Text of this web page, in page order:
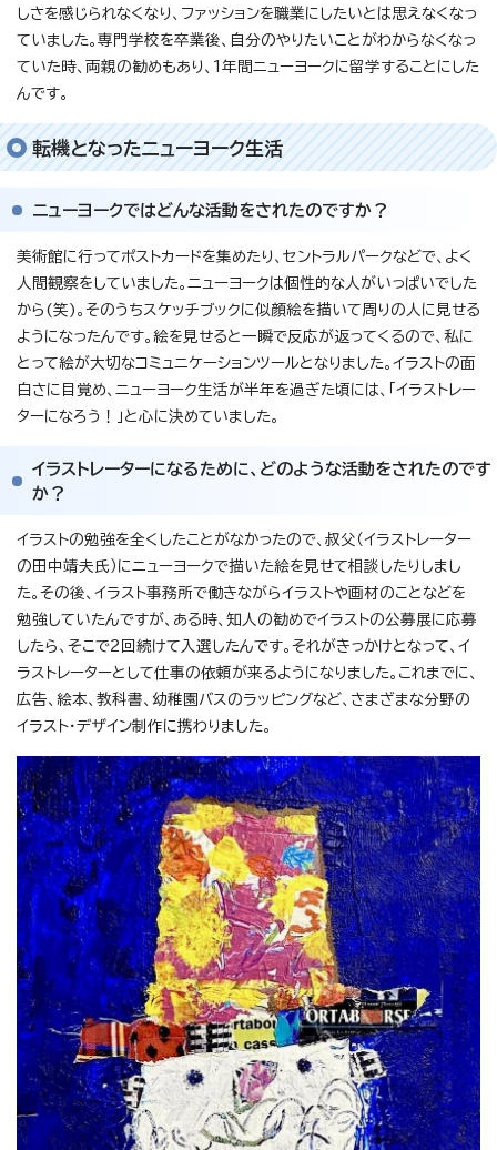
しさを感じられなくなり、ファッションを職業にしたいとは思えなくなっ
ていました。専門学校を卒業後、自分のやりたいことがわからなくなっ
ていた時、両親の勧めもあり、1年間ニューヨークに留学することにした
んです。
転機となったニューヨーク生活
ニューヨークではどんな活動をされたのですか？
美術館に行ってポストカードを集めたり、セントラルパークなどで、よく
人間観察をしていました。ニューヨークは個性的な人がいっぱいでした
から(笑)。そのうちスケッチブックに似顔絵を描いて周りの人に見せる
ようになったんです。絵を見せると一瞬で反応が返ってくるので、私に
とって絵が大切なコミュニケーションツールとなりました。イラストの面
白さに目覚め、ニューヨーク生活が半年を過ぎた頃には、「イラストレー
ターになろう！」と心に決めていました。
イラストレーターになるために、どのような活動をされたのです
か？
イラストの勉強を全くしたことがなかったので、叔父（イラストレーター
の田中靖夫氏）にニューヨークで描いた絵を見せて相談したりしまし
た。その後、イラスト事務所で働きながらイラストや画材のことなどを
勉強していたんですが、ある時、知人の勧めでイラストの公募展に応募
したら、そこで2回続けて入選したんです。それがきっかけとなって、イ
ラストレーターとして仕事の依頼が来るようになりました。これまでに、
広告、絵本、教科書、幼稚園バスのラッピングなど、さまざまな分野の
イラスト・デザイン制作に携わりました。